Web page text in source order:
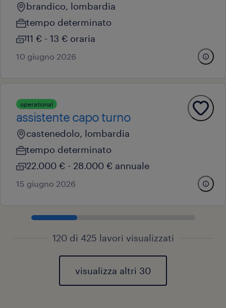
brandico, lombardia
tempo determinato
11 € - 13 € oraria
10 giugno 2026
operational
assistente capo turno
castenedolo, lombardia
tempo determinato
22.000 € - 28.000 € annuale
15 giugno 2026
120 di 425 lavori visualizzati
visualizza altri 30